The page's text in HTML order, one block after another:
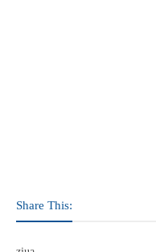
Share This: